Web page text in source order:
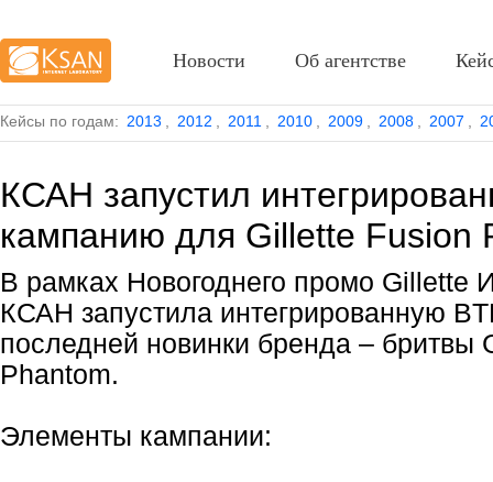
Кейсы по годам: 2013 2012 2011 2010 2009 2008 2007
КСАН запустил
кампанию для Gillette Fusion
В рамках Новогоднего промо Gillette
КСАН запустила интегрированную
последней новинки бренда – бритвы
Phantom.
Элементы кампании:
Новости Об агентстве